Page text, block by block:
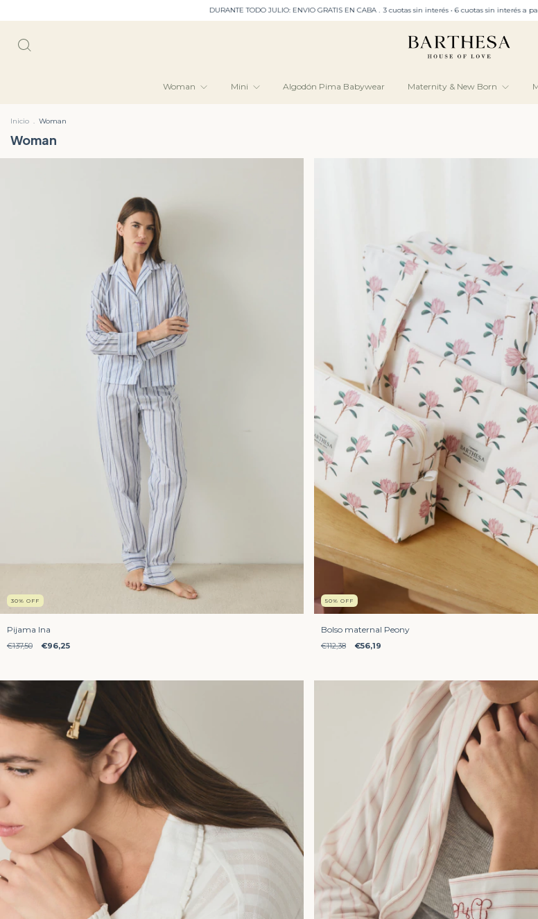
DURANTE TODO JULIO: ENVIO GRATIS EN CABA﹒3 cuotas sin interés • 6 cuotas sin interés a partir de $250.000 • 15% Off con transferencia
Woman Mini Algodón Pima Babywear Maternity & New Born
Inicio . Woman
Woman
30% OFF
Pijama Ina
€137,50 €96,25
50% OFF
Bolso maternal Peony
€112,38 €56,19